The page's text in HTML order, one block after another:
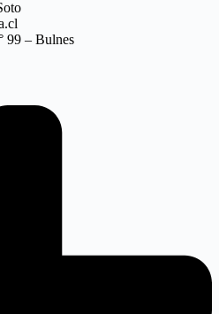
99 – Bulnes